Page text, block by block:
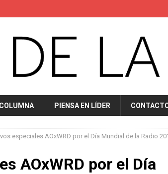
PIENSA EN LÍDER
especiales AOxWRD por el Día Mundial de la Radio
AOxWRD por el Día